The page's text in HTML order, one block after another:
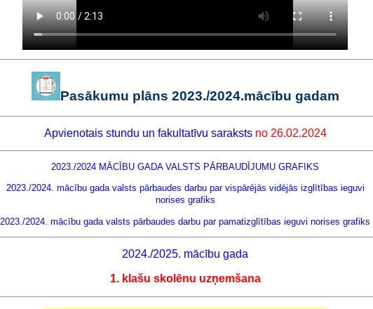
Pasākumu plāns 2023./2024.mācību gadam
Apvienotais stundu un fakultatīvu sarakstsno 26.02.2024
2023./2024 MĀCĪBU GADA VALSTS PĀRBAUDĪJUMU GRAFIKS
2023./2024. mācību gada valsts pārbaudes darbu par vispārējās vidējās izglītības ieguvi
norises grafiks
2023./2024. mācību gada valsts pārbaudes darbu par pamatizglītības ieguvi norises grafiks
2024./2025. mācību gada
1. klašu skolēnu uzņemšana